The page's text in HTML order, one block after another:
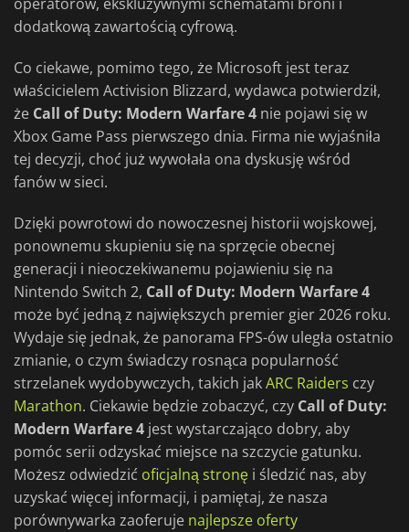
dodatkową zawartością cyfrową.
Co ciekawe, pomimo tego, że Microsoft jest teraz
właścicielem Activision Blizzard, wydawca potwierdził,
że Call of Duty: Modern Warfare 4 nie pojawi się w
Xbox Game Pass pierwszego dnia. Firma nie wyjaśniła
tej decyzji, choć już wywołała ona dyskusję wśród
fanów w sieci.
Dzięki powrotowi do nowoczesnej historii wojskowej,
ponownemu skupieniu się na sprzęcie obecnej
generacji i nieoczekiwanemu pojawieniu się na
Nintendo Switch 2, Call of Duty: Modern Warfare 4
może być jedną z największych premier gier 2026 roku.
Wydaje się jednak, że panorama FPS-ów uległa ostatnio
zmianie, o czym świadczy rosnąca popularność
strzelanek wydobywczych, takich jakARC Raiders czy
Marathon. Ciekawie będzie zobaczyć, czy Call of Duty:
Modern Warfare 4 jest wystarczająco dobry, aby
pomóc serii odzyskać miejsce na szczycie gatunku.
Możesz odwiedzić oficjalną stronę i śledzić nas, aby
uzyskać więcej informacji, i pamiętaj, że nasza
porównywarka zaoferuje najlepsze oferty